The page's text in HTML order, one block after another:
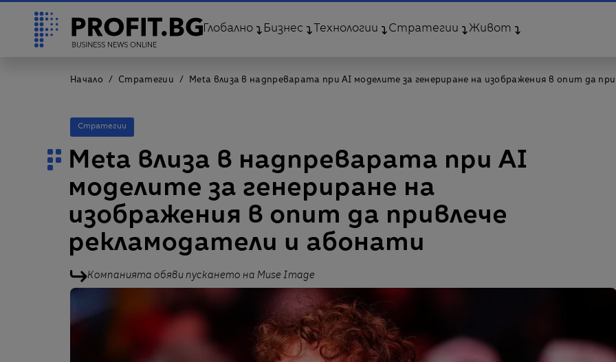
Глобално Бизнес Технологии Стратегии Живот
Начало Стратегии Meta влиза в надпреварата при AI моделите за генериране на изображения в опит да
Стратегии
Meta влиза в надпреварата при AI
моделите за генериране на
изображения в опит да привлече
рекламодатели и абонати
Компанията обяви пускането на Muse Image